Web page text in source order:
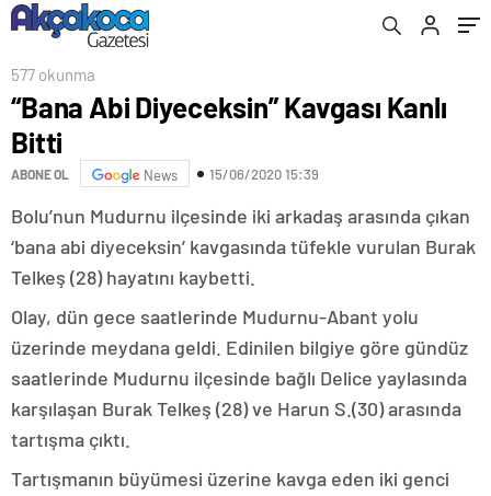
577 okunma
“Bana Abi Diyeceksin” Kavgası Kanlı
Bitti
ABONE OL News 15/06/2020 15:39
Bolu’nun Mudurnu ilçesinde iki arkadaş arasında çıkan
‘bana abi diyeceksin’ kavgasında tüfekle vurulan Burak
Telkeş (28) hayatını kaybetti.
Olay, dün gece saatlerinde Mudurnu-Abant yolu
üzerinde meydana geldi. Edinilen bilgiye göre gündüz
saatlerinde Mudurnu ilçesinde bağlı Delice yaylasında
karşılaşan Burak Telkeş (28) ve Harun S.(30) arasında
tartışma çıktı.
Tartışmanın büyümesi üzerine kavga eden iki genci